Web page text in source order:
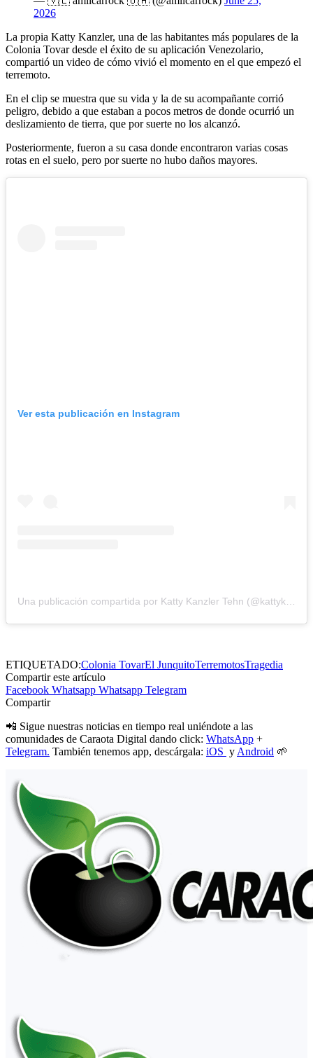
2026
La propia Katty Kanzler, una de las habitantes más populares de la
Colonia Tovar desde el éxito de su aplicación Venezolario,
compartió un video de cómo vivió el momento en el que empezó el
terremoto.
En el clip se muestra que su vida y la de su acompañante corrió
peligro, debido a que estaban a pocos metros de donde ocurrió un
deslizamiento de tierra, que por suerte no los alcanzó.
Posteriormente, fueron a su casa donde encontraron varias cosas
rotas en el suelo, pero por suerte no hubo daños mayores.
Ver esta publicación en Instagram
Una publicación compartida por Katty Kanzler Tehn (@kattykanzler)
ETIQUETADO:Colonia TovarEl JunquitoTerremotosTragedia
Compartir este artículo
Facebook Whatsapp Whatsapp Telegram
Compartir
📲 Sigue nuestras noticias en tiempo real uniéndote a las
comunidades de Caraota Digital dando click: WhatsApp +
Telegram. También tenemos app, descárgala: iOS yAndroid 🌱